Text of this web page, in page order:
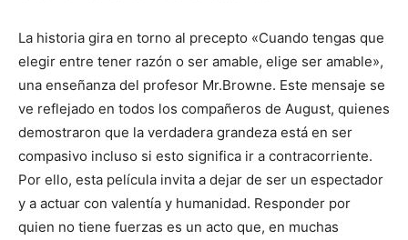
La historia gira en torno al precepto «Cuando tengas que
elegir entre tener razón o ser amable, elige ser amable»,
una enseñanza del profesor Mr.Browne. Este mensaje se
ve reflejado en todos los compañeros de August, quienes
demostraron que la verdadera grandeza está en ser
compasivo incluso si esto significa ir a contracorriente.
Por ello, esta película invita a dejar de ser un espectador
y a actuar con valentía y humanidad. Responder por
quien no tiene fuerzas es un acto que, en muchas